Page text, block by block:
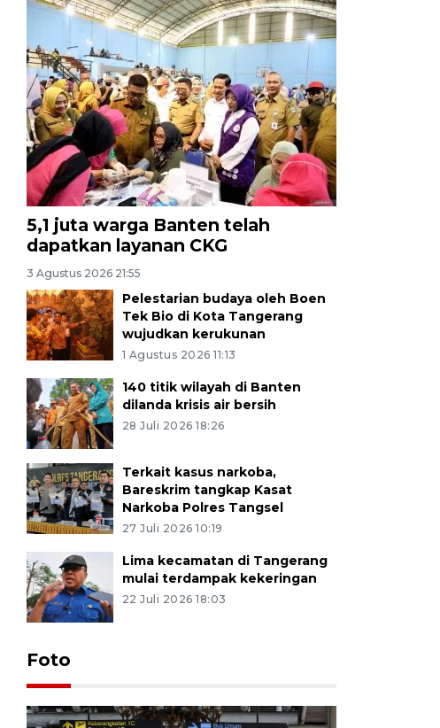
5,1 juta warga Banten telah
dapatkan layanan CKG
3 Agustus 2026 21:55
Pelestarian budaya oleh Boen
Tek Bio di Kota Tangerang
wujudkan kerukunan
1 Agustus 2026 11:13
140 titik wilayah di Banten
dilanda krisis air bersih
28 Juli 2026 18:26
Terkait kasus narkoba,
Bareskrim tangkap Kasat
Narkoba Polres Tangsel
27 Juli 2026 10:19
Lima kecamatan di Tangerang
mulai terdampak kekeringan
22 Juli 2026 18:03
Foto